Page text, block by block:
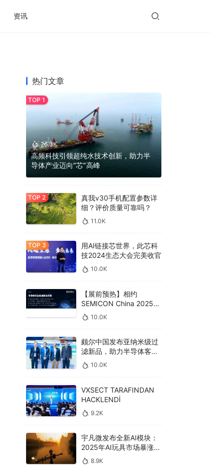
资讯
热门文章
26.3K
高频科技引领超纯水技术创新，助力半
导体产业迈向“芯”高峰
真我v30手机配置参数详
细？评价质量可靠吗？
11.0K
用AI链接芯世界，此芯科
技2024生态大会完美收官
10.0K
【展前预热】相约
SEMICON China 2025，
德克威尔总线解决方案革
新助力半导体设备高效升
10.0K
颇尔中国发布亚纳米级过
滤新品，助力半导体客户
良率提升
10.0K
VXSECT TARAFINDAN
HACKLENDİ
9.2K
宇凡微发布全新AI模块：
2025年AI玩具市场暴涨
400亿，90%传统厂商的
8.9K